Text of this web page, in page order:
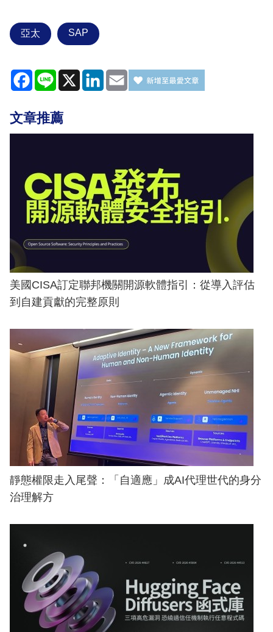
亞太 SAP
Facebook
Line X LinkedIn
Email
文章推薦
美國CISA訂定聯邦機關開源軟體指引：從導入評估
到自建貢獻的完整原則
靜態權限走入尾聲：「自適應」成AI代理世代的身分
治理解方